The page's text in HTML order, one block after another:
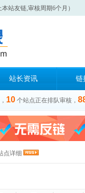
站友链,审核周期6个月）
站长资讯 链
10 个站点正在排队审核，
点详细